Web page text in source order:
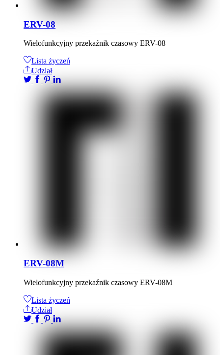
ERV-08
Wielofunkcyjny przekaźnik czasowy ERV-08
Lista życzeń
Udział
ERV-08M
Wielofunkcyjny przekaźnik czasowy ERV-08M
Lista życzeń
Udział